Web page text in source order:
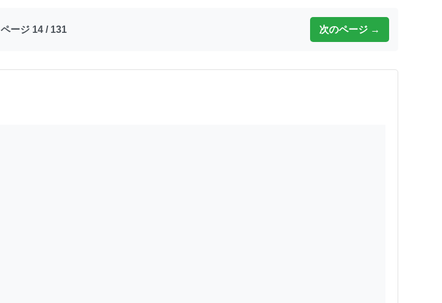
ページ 14 / 131 次のページ →